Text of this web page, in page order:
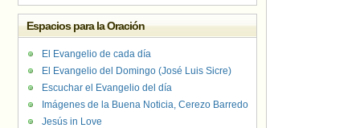
Espacios para la Oración
El Evangelio de cada día
El Evangelio del Domingo (José Luis Sicre)
Escuchar el Evangelio del día
Imágenes de la Buena Noticia, Cerezo Barredo
Jesús in Love